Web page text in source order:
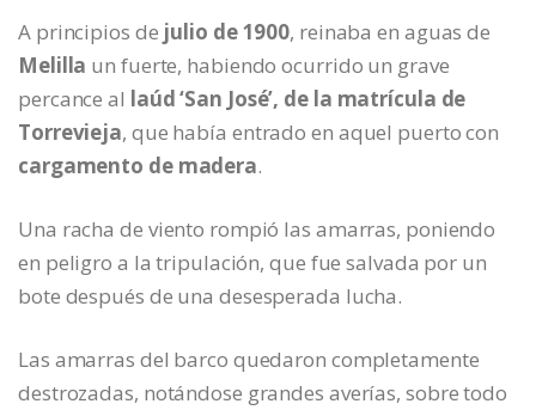
A principios de julio de 1900, reinaba en aguas de
Melilla un fuerte, habiendo ocurrido un grave
percance al laúd ‘San José’, de la matrícula de
Torrevieja, que había entrado en aquel puerto con
cargamento de madera.
Una racha de viento rompió las amarras, poniendo
en peligro a la tripulación, que fue salvada por un
bote después de una desesperada lucha.
Las amarras del barco quedaron completamente
destrozadas, notándose grandes averías, sobre todo